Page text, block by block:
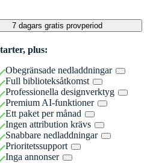
7 dagars gratis provperiod
plus:
Obegränsade nedladdningar
Full biblioteksåtkomst
Professionella designverktyg
Premium AI-funktioner
Ett paket per månad
Ingen attribution krävs
Snabbare nedladdningar
Prioritetssupport
Inga annonser